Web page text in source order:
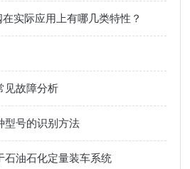
实际应用上有哪几类特性？
见故障分析
型号的识别方法
石油石化定量装车系统